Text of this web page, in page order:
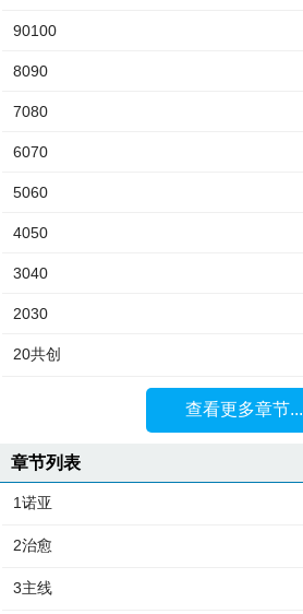
90100
8090
7080
6070
5060
4050
3040
2030
20共创
查看更多章节...
章节列表
1诺亚
2治愈
3主线